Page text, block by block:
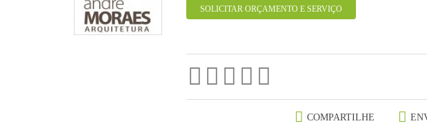
SOLICITAR ORÇAMENTO E SERVIÇO
COMPARTILHE